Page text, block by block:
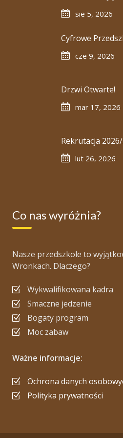
sie 5, 2026
Cyfrowe
cze 9, 2026
Drzwi Otwarte!
mar 17, 2026
Rekrutacja
lut 26, 2026
Co nas wyróżnia?
Nasze przedszkole to
Wronkach. Dlaczego?
Wykwalifikowana kadra
Smaczne jedzenie
Bogaty program
Moc zabaw
Ważne informacje:
Ochrona danych
Polityka prywatności